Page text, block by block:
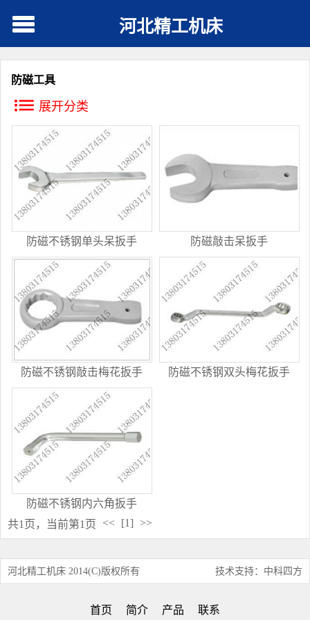
河北精工机床
防磁工具
展开分类
防磁不锈钢单头呆扳手 防磁敲击呆扳手
防磁不锈钢敲击梅花扳手 防磁不锈钢双头梅花扳手
防磁不锈钢内六角扳手
共1页，当前第1页
<< [1] >>
河北精工机床 2014(C)版权所有 技术支持：中科四方
首页 简介 产品 联系